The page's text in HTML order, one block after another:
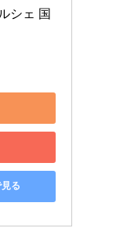
シェ 国
る